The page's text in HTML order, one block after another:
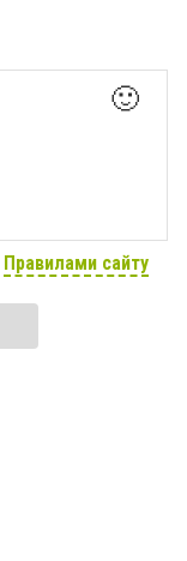
🙂
Правилами сайту